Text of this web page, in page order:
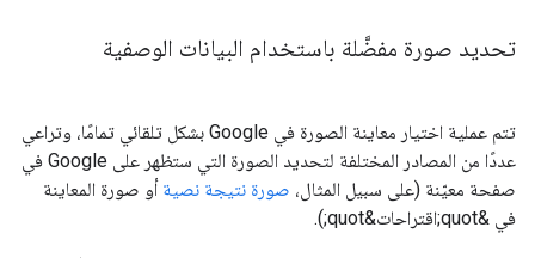
تحديد صورة مفضَّلة باستخدام البيانات الوصفية
تتم عملية اختيار معاينة الصورة في Google بشكل تلقائي تمامًا، وتراعي
عددًا من المصادر المختلفة لتحديد الصورة التي ستظهر على Google في
صفحة معيّنة (على سبيل المثال، صورة نتيجة نصية أو صورة المعاينة
في &quot;اقتراحات&quot;).